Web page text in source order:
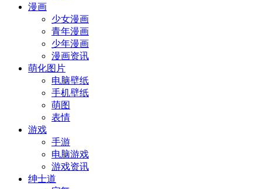
漫画
少女漫画
青年漫画
少年漫画
漫画资讯
萌化图片
电脑壁纸
手机壁纸
萌图
表情
游戏
手游
电脑游戏
游戏资讯
绅士道